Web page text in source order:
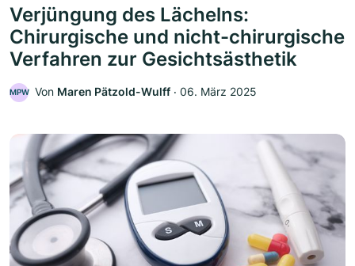
Verjüngung des Lächelns:
Chirurgische und nicht-chirurgische
Verfahren zur Gesichtsästhetik
MPW Von Maren Pätzold-Wulff ‧ 06. März 2025